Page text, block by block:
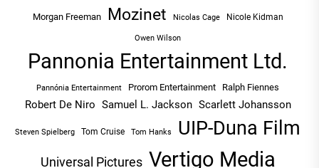
Morgan Freeman Mozinet Nicolas Cage Nicole Kidman
Owen Wilson
Pannonia Entertainment Ltd.
Pannónia Entertainment Prorom Entertainment Ralph Fiennes
Robert De Niro Samuel L. Jackson Scarlett Johansson
Steven Spielberg Tom Cruise Tom Hanks UIP-Duna Film
Universal Pictures Vertigo Media